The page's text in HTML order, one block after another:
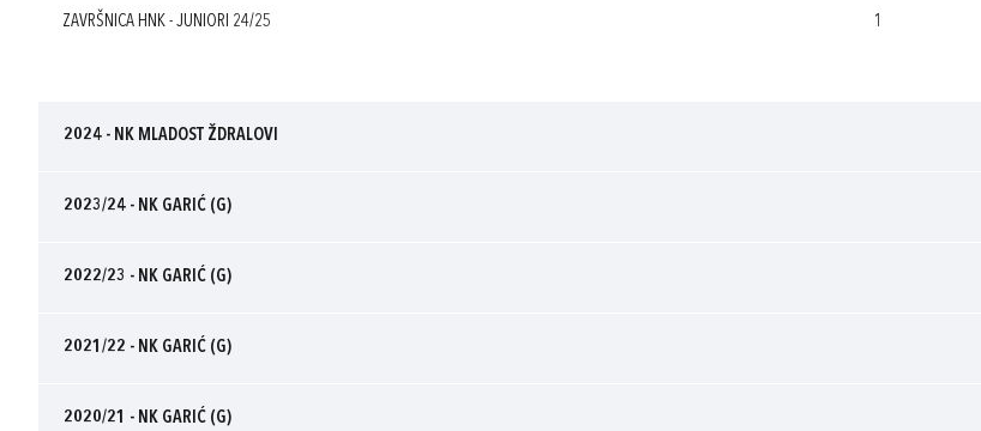
ZAVRŠNICA HNK - JUNIORI 24/25 1
2024 - NK MLADOST ŽDRALOVI
2023/24 - NK GARIĆ (G)
2022/23 - NK GARIĆ (G)
2021/22 - NK GARIĆ (G)
2020/21 - NK GARIĆ (G)